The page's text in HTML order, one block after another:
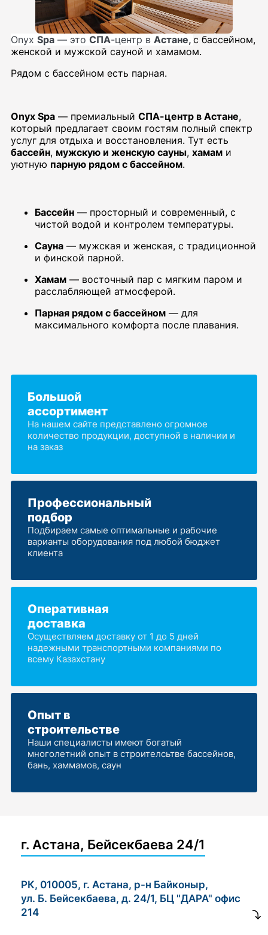
Onyx Spa — это СПА-центр в Астане, с бассейном,
женской и мужской сауной и хамамом.
Рядом с бассейном есть парная.
Onyx Spa — премиальный СПА-центр в Астане,
который предлагает своим гостям полный спектр
услуг для отдыха и восстановления. Тут есть
бассейн, мужскую и женскую сауны, хамам и
уютную парную рядом с бассейном.
Бассейн — просторный и современный, с
чистой водой и контролем температуры.
Сауна — мужская и женская, с традиционной
и финской парной.
Хамам — восточный пар с мягким паром и
расслабляющей атмосферой.
Парная рядом с бассейном — для
максимального комфорта после плавания.
Большой
ассортимент
На нашем сайте представлено огромное
количество продукции, доступной в наличии и
на заказ
Профессиональный
подбор
Подбираем самые оптимальные и рабочие
варианты оборудования под любой бюджет
клиента
Оперативная
доставка
Осуществляем доставку от 1 до 5 дней
надежными транспортными компаниями по
всему Казахстану
Опыт в
строительстве
Наши специалисты имеют богатый
многолетний опыт в строителсьтве бассейнов,
бань, хаммамов, саун
г. Астана, Бейсекбаева 24/1
РК, 010005, г. Астана, р-н Байконыр,
ул. Б. Бейсекбаева, д. 24/1, БЦ "ДАРА" офис
214